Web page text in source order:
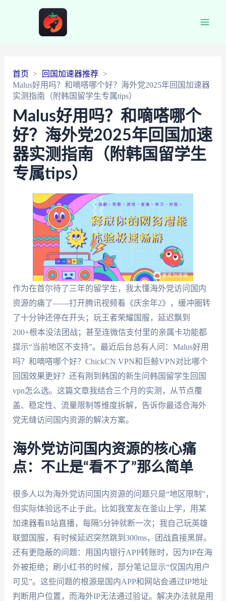
首页
回国加速器推荐
Malus好用吗？和嘀嗒哪个好？海外党2025年回国加速器
实测指南（附韩国留学生专属tips）
Malus好用吗？和嘀嗒哪个
好？海外党2025年回国加速
器实测指南（附韩国留学生
专属tips）
作为在首尔待了三年的留学生，我太懂海外党访问国内
资源的痛了——打开腾讯视频看《庆余年2》，缓冲圈转
了十分钟还停在开头；玩王者荣耀国服，延迟飘到
200+根本没法团战；甚至连微信支付里的亲属卡功能都
提示“当前地区不支持”。最近后台总有人问：Malus好用
吗？和嘀嗒哪个好？ChickCN VPN和巨鲸VPN对比哪个
回国效果更好？还有刚到韩国的新生问韩国留学生回国
vpn怎么选。这篇文章我结合三个月的实测，从节点覆
盖、稳定性、流量限制等维度拆解，告诉你最适合海外
党无缝访问国内资源的解决方案。
海外党访问国内资源的核心痛
点：不止是“看不了”那么简单
很多人以为海外党访问国内资源的问题只是“地区限制”，
但实际体验远不止于此。比如我室友在釜山上学，用某
加速器看B站直播，每隔5分钟就断一次；我自己玩英雄
联盟国服，有时候延迟突然跳到300ms，团战直接黑屏。
还有更隐蔽的问题：用国内银行APP转账时，因为IP在海
外被拒绝；刷小红书的时候，部分笔记显示“仅国内用户
可见”。这些问题的根源是国内APP和网站会通过IP地址
判断用户位置，而海外IP无法通过验证。解决办法就是用